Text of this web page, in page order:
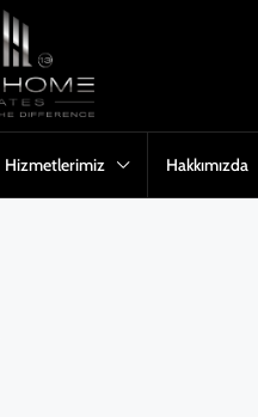
Hizmetlerimiz Hakkımızda